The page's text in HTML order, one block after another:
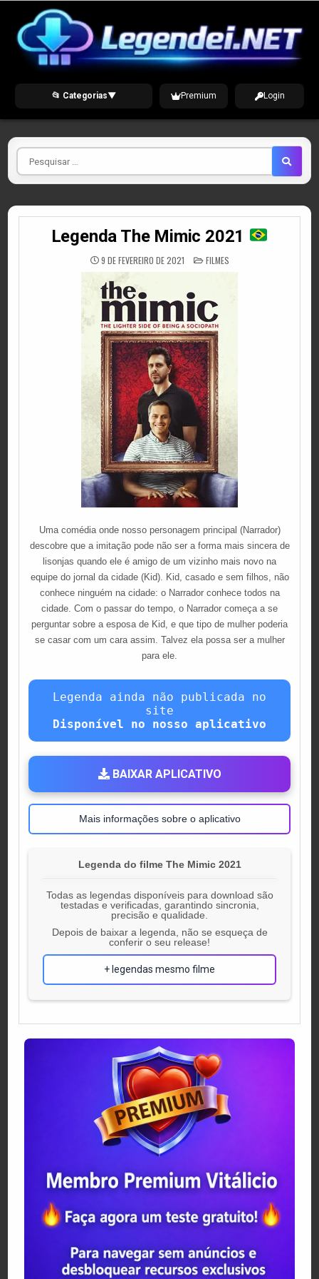
content
📂 Categorias▼ Premium Login
Pesquisar
por
Legenda The Mimic 2021
9 DE FEVEREIRO DE 2021 POSTED
IN
FILMES
Uma comédia onde nosso personagem principal (Narrador)
descobre que a imitação pode não ser a forma mais sincera de
lisonjas quando ele é amigo de um vizinho mais novo na
equipe do jornal da cidade (Kid). Kid, casado e sem filhos, não
conhece ninguém na cidade: o Narrador conhece todos na
cidade. Com o passar do tempo, o Narrador começa a se
perguntar sobre a esposa de Kid, e que tipo de mulher poderia
se casar com um cara assim. Talvez ela possa ser a mulher
para ele.
Legenda ainda não publicada no
site
Disponível no nosso aplicativo
BAIXAR APLICATIVO
Mais informações sobre o aplicativo
Legenda do filme The Mimic 2021
Todas as legendas disponíveis para download são
testadas e verificadas, garantindo sincronia,
precisão e qualidade.
Depois de baixar a legenda, não se esqueça de
conferir o seu release!
+ legendas mesmo filme